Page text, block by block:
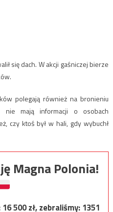
się dach. W akcji gaśniczej bierze
polegają również na bronieniu
nie mają informacji o osobach
czy ktoś był w hali, gdy wybuchł
Magna Polonia!
16 500zł, zebraliśmy:1351